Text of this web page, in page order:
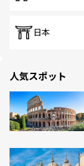
日本
人気スポット